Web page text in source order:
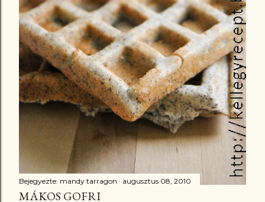
Bejegyezte: mandy tarragon augusztus 08, 2010
MÁKOS GOFRI